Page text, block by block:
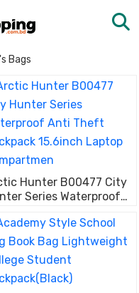
Bags
Hunter B00477 City
Series Waterproof
Theft Backpack
Laptop